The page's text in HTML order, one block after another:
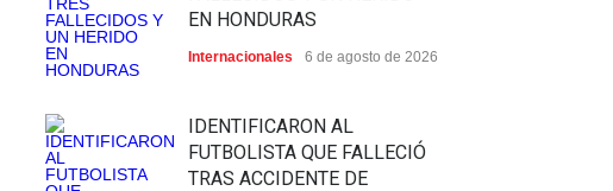
EN HONDURAS
Internacionales 6 de agosto de 2026
IDENTIFICARON AL
FUTBOLISTA QUE FALLECIÓ
TRAS ACCIDENTE DE